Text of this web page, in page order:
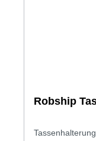
Robship